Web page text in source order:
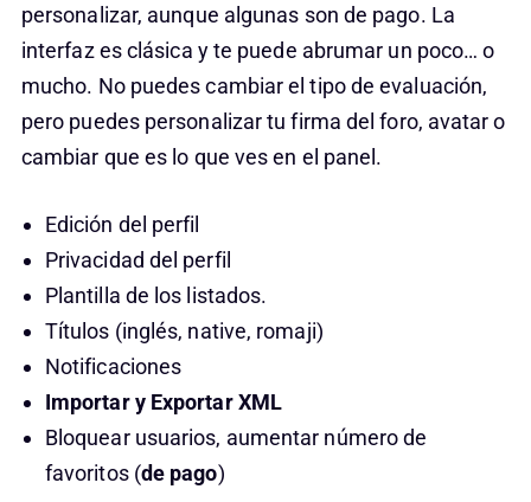
personalizar, aunque algunas son de pago. La
interfaz es clásica y te puede abrumar un poco… o
mucho. No puedes cambiar el tipo de evaluación,
pero puedes personalizar tu firma del foro, avatar o
cambiar que es lo que ves en el panel.
Edición del perfil
Privacidad del perfil
Plantilla de los listados.
Títulos (inglés, native, romaji)
Notificaciones
Importar y Exportar XML
Bloquear usuarios, aumentar número de
favoritos (de pago)